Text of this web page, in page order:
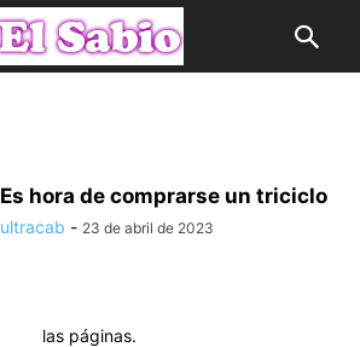
Es hora de comprarse un triciclo
ultracab - 23 de abril de 2023
las páginas.